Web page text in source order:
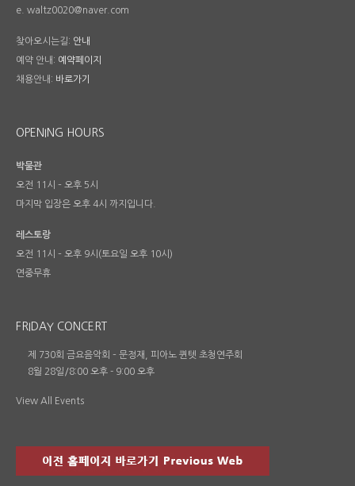
e. waltz0020@naver.com
찾아오시는길: 안내
예약 안내: 예약페이지
채용안내: 바로가기
OPENING HOURS
박물관
오전 11시 – 오후 5시
마지막 입장은 오후 4시 까지입니다.
레스토랑
오전 11시 – 오후 9시(토요일 오후 10시)
연중무휴
FRIDAY CONCERT
제 730회 금요음악회 – 문정재, 피아노 퀸텟 초청연주회
8월 28일/8:00 오후 - 9:00 오후
View All Events